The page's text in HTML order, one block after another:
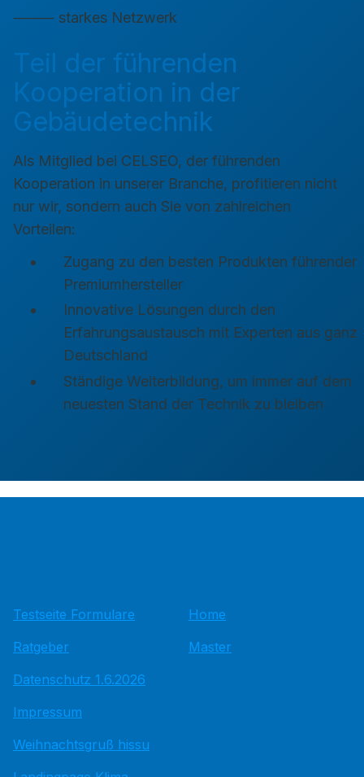
⸻ starkes Netzwerk
Teil der führenden
Kooperation in der
Gebäudetechnik
Als Mitglied bei CELSEO, der führenden
Kooperation in unserer Branche, profitieren nicht
nur wir, sondern auch Sie von zahlreichen
Vorteilen:
Zugang zu den besten Produkten führender
Premiumhersteller
Innovative Lösungen durch den
Erfahrungsaustausch mit Experten aus ganz
Deutschland
Ständige Weiterbildung, um immer auf dem
neuesten Stand der Technik zu bleiben
Testseite Formulare
Ratgeber
Datenschutz 1.6.2026
Impressum
Weihnachtsgruß hissu
Home
Master